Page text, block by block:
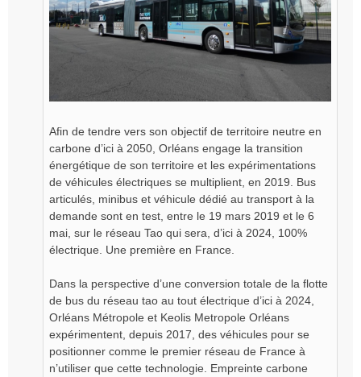
Afin de tendre vers son objectif de territoire neutre en
carbone d’ici à 2050, Orléans engage la transition
énergétique de son territoire et les expérimentations
de véhicules électriques se multiplient, en 2019. Bus
articulés, minibus et véhicule dédié au transport à la
demande sont en test, entre le 19 mars 2019 et le 6
mai, sur le réseau Tao qui sera, d’ici à 2024, 100%
électrique. Une première en France.
Dans la perspective d’une conversion totale de la flotte
de bus du réseau tao au tout électrique d’ici à 2024,
Orléans Métropole et Keolis Metropole Orléans
expérimentent, depuis 2017, des véhicules pour se
positionner comme le premier réseau de France à
n’utiliser que cette technologie. Empreinte carbone